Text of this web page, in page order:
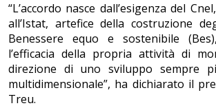
“L’accordo nasce dall’esigenza del
all’Istat, artefice della costruzione
Benessere equo e sostenibile
l’efficacia della propria attività di
direzione di uno sviluppo sempre
multidimensionale”, ha dichiarato il
Treu.